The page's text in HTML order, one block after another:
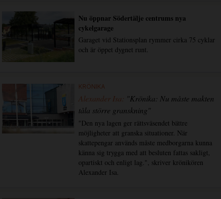
Nu öppnar Södertälje centrums nya
cykelgarage
Garaget vid Stationsplan rymmer cirka 75 cyklar
och är öppet dygnet runt.
KRÖNIKA
Alexander Isa: "Krönika: Nu måste makten
tåla större granskning"
"Den nya lagen ger rättsväsendet bättre
möjligheter att granska situationer. När
skattepengar används måste medborgarna kunna
känna sig trygga med att besluten fattas sakligt,
opartiskt och enligt lag.", skriver krönikören
Alexander Isa.